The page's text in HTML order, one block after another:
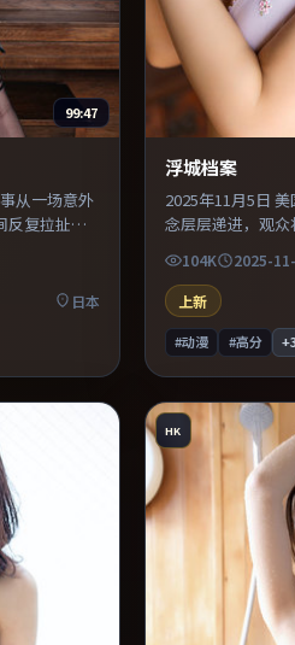
99:47
从一场意外
反复拉扯。
一口气看
日本
浮城档案
2025年11月5日
念层层递进，观
的观众。推荐给偏
迷。
104K 2025-
上新
#动漫 #高分 +3
HK